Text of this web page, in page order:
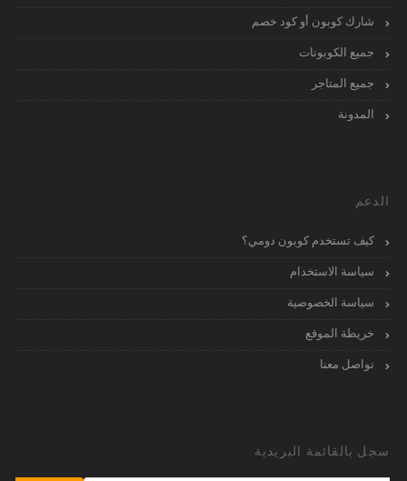
شارك كوبون أو كود خصم
جميع الكوبونات
جميع المتاجر
المدونة
الدعم
كيف تستخدم كوبون دومي؟
سياسة الاستخدام
سياسة الخصوصية
خريطة الموقع
تواصل معنا
سجل بالقائمة البريدية